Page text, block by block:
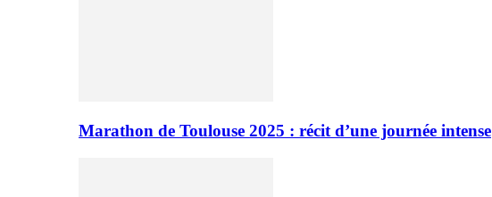
Marathon de Toulouse 2025 : récit d’une journée intense